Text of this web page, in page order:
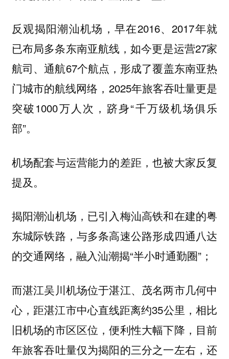
反观揭阳潮汕机场，早在2016、2017年就
已布局多条东南亚航线，如今更是运营27家
航司、通航67个航点，形成了覆盖东南亚热
门城市的航线网络，2025年旅客吞吐量更是
突破1000万人次，跻身“千万级机场俱乐
部”。
机场配套与运营能力的差距，也被大家反复
提及。
揭阳潮汕机场，已引入梅汕高铁和在建的粤
东城际铁路，与多条高速公路形成四通八达
的交通网络，融入汕潮揭“半小时通勤圈”；
而湛江吴川机场位于湛江、茂名两市几何中
心，距湛江市中心直线距离约35公里，相比
旧机场的市区区位，便利性大幅下降，目前
年旅客吞吐量仅为揭阳的三分之一左右，还